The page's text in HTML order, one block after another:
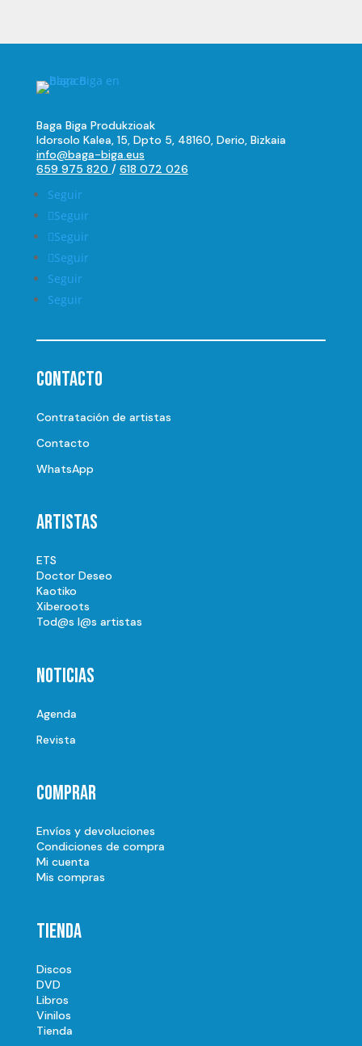
Baga Biga Produkzioak
Idorsolo Kalea, 15, Dpto 5, 48160, Derio, Bizkaia
info@baga-biga.eus
659 975 820 / 618 072 026
Seguir
Seguir
Seguir
Seguir
Seguir
Seguir
Contacto
Contratación de artistas
Contacto
WhatsApp
Artistas
ETS
Doctor Deseo
Kaotiko
Xiberoots
Tod@s l@s artistas
Noticias
Agenda
Revista
Comprar
Envíos y devoluciones
Condiciones de compra
Mi cuenta
Mis compras
Tienda
Discos
DVD
Libros
Vinilos
Tienda